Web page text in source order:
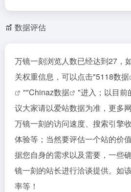
数据评估
万镜一刻浏览人数已经达到27，
关权重信息，可以点击"5118数据
""Chinaz数据
"进入；以目前
议大家请以爱站数据为准，更多
万镜一刻的访问速度、搜索引擎
体验等；当然要评估一个站的价
据您自身的需求以及需要，一些
镜一刻的站长进行洽谈提供。如
率等！